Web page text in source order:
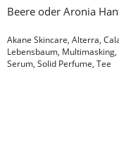
Beere oder Aronia
Akane Skincare, Alterra,
Lebensbaum, Multimasking,
Serum, Solid Perfume, Tee